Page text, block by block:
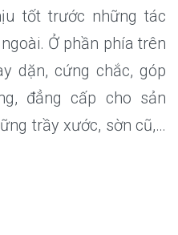
tốt trước những tác
Ở phần phía trên
dặn, cứng chắc, góp
đẳng cấp cho sản
trầy xước, sờn cũ,…